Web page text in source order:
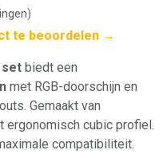
te beoordelen →
set biedt een
met RGB-doorschijn en
Gemaakt van
ergonomisch cubic profiel.
compatibiliteit.